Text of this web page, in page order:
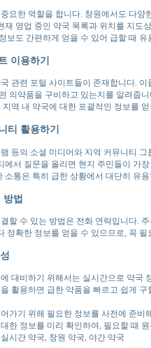
요한 역할을 합니다. 창원에서도 다
재 영업 중인 약국 목록과 위치를 지도
보도 간편하게 얻을 수 있어 급할 때 유
이용하기
관련 포털 사이트들이 존재합니다.
의약품을 구비하고 있는지를 알려줍
역 내 약국에 대한 포괄적인 정보를
티 활용하기
등의 소셜 미디어와 지역 커뮤니티
에서 질문을 올리면 현지 주민들이 가
소통은 특히 급한 상황에서 대단히 유용
방법
할 수 있는 방법은 전화 연락입니다.
정확한 정보를 얻을 수 있으므로, 꼭
대비하기 위해서는 실시간으로 약국
활용하면 급한 약품을 빠르고 쉽게
가기 위해 필요한 정보를 사전에 준
한 정보를 미리 확인하여, 필요할 때
시간 약국, 창원 약국, 야간 약국